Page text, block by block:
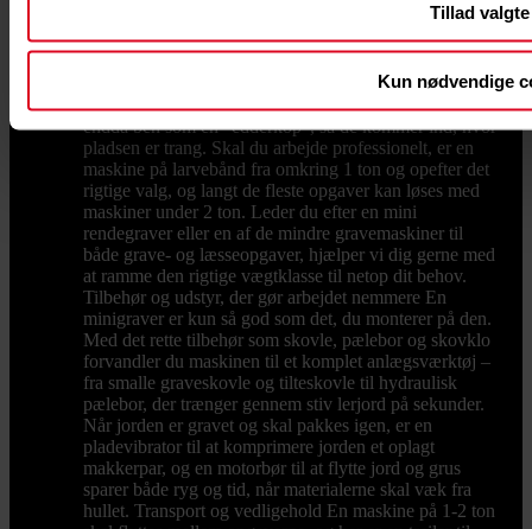
Tillad valgte
Kun nødvendige
og støjfrit, benzin til det lette og fleksible. Størrelse og
vægt – fra kompakt til kraftig Minigravere spænder fra
2 ton. Skal du bare grave i egen have, kan du klare dig
med en lille minigraver – nogle helt små modeller har
endda ben som en "edderkop", så de kommer ind, hvor
pladsen er trang. Skal du arbejde professionelt, er en
maskine på larvebånd fra omkring 1 ton og opefter det
rigtige valg, og langt de fleste opgaver kan løses med
maskiner under 2 ton. Leder du efter en mini
rendegraver eller en af de mindre gravemaskiner til
både grave- og læsseopgaver, hjælper vi dig gerne med
at ramme den rigtige vægtklasse til netop dit behov.
Tilbehør og udstyr, der gør arbejdet nemmere En
minigraver er kun så god som det, du monterer på den.
Med det rette tilbehør som skovle, pælebor og skovklo
forvandler du maskinen til et komplet anlægsværktøj –
fra smalle graveskovle og tilteskovle til hydraulisk
pælebor, der trænger gennem stiv lerjord på sekunder.
Når jorden er gravet og skal pakkes igen, er en
pladevibrator til at komprimere jorden et oplagt
makkerpar, og en motorbør til at flytte jord og grus
sparer både ryg og tid, når materialerne skal væk fra
hullet. Transport og vedligehold En maskine på 1-2 ton